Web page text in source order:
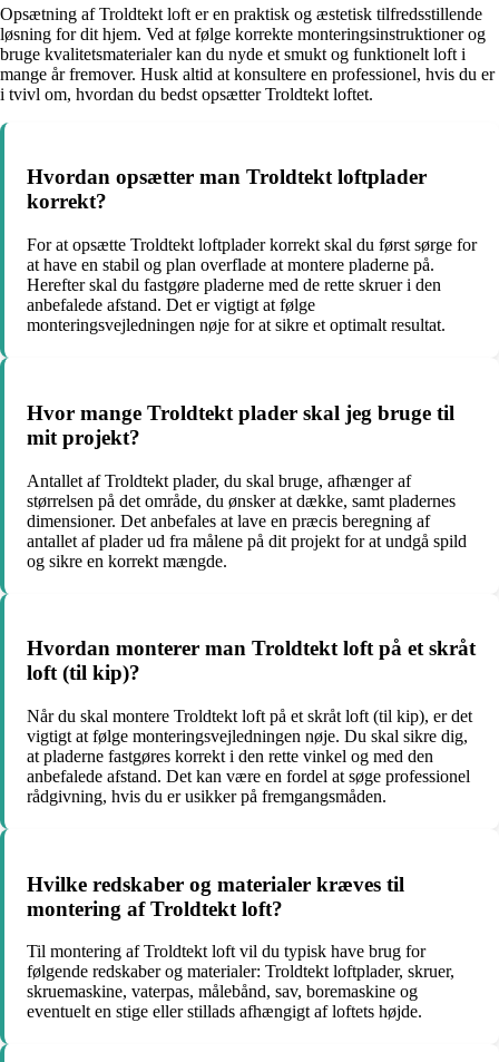
Opsætning af Troldtekt loft er en praktisk og æstetisk tilfredsstillende
løsning for dit hjem. Ved at følge korrekte monteringsinstruktioner og
bruge kvalitetsmaterialer kan du nyde et smukt og funktionelt loft i
mange år fremover. Husk altid at konsultere en professionel, hvis du er
i tvivl om, hvordan du bedst opsætter Troldtekt loftet.
Hvordan opsætter man Troldtekt loftplader
korrekt?
For at opsætte Troldtekt loftplader korrekt skal du først sørge for
at have en stabil og plan overflade at montere pladerne på.
Herefter skal du fastgøre pladerne med de rette skruer i den
anbefalede afstand. Det er vigtigt at følge
monteringsvejledningen nøje for at sikre et optimalt resultat.
Hvor mange Troldtekt plader skal jeg bruge til
mit projekt?
Antallet af Troldtekt plader, du skal bruge, afhænger af
størrelsen på det område, du ønsker at dække, samt pladernes
dimensioner. Det anbefales at lave en præcis beregning af
antallet af plader ud fra målene på dit projekt for at undgå spild
og sikre en korrekt mængde.
Hvordan monterer man Troldtekt loft på et skråt
loft (til kip)?
Når du skal montere Troldtekt loft på et skråt loft (til kip), er det
vigtigt at følge monteringsvejledningen nøje. Du skal sikre dig,
at pladerne fastgøres korrekt i den rette vinkel og med den
anbefalede afstand. Det kan være en fordel at søge professionel
rådgivning, hvis du er usikker på fremgangsmåden.
Hvilke redskaber og materialer kræves til
montering af Troldtekt loft?
Til montering af Troldtekt loft vil du typisk have brug for
følgende redskaber og materialer: Troldtekt loftplader, skruer,
skruemaskine, vaterpas, målebånd, sav, boremaskine og
eventuelt en stige eller stillads afhængigt af loftets højde.